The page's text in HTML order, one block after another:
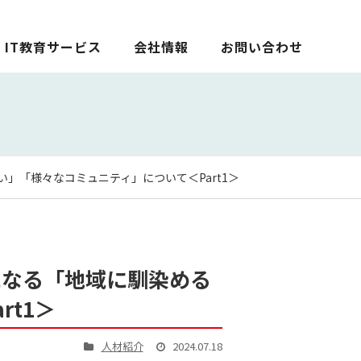
IT教育サービス 会社情報 お問い合わせ
「様々なコミュニティ」について＜Part1＞
る「地域に馴染める
＞
人材紹介 2024.07.18